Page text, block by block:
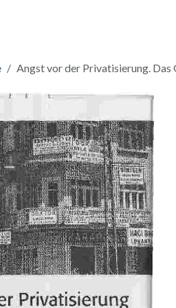
Angst vor der Privatisierung. Das